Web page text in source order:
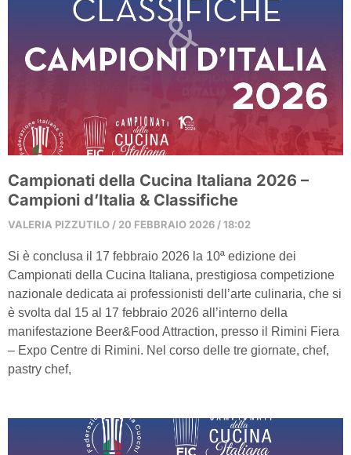
Campionati della Cucina Italiana 2026 –
Campioni d’Italia & Classifiche
VALERIA PIZZUTILO 20 FEBBRAIO 2026 18:02
Si è conclusa il 17 febbraio 2026 la 10ª edizione dei
Campionati della Cucina Italiana, prestigiosa competizione
nazionale dedicata ai professionisti dell’arte culinaria, che si
è svolta dal 15 al 17 febbraio 2026 all’interno della
manifestazione Beer&Food Attraction, presso il Rimini Fiera
– Expo Centre di Rimini. Nel corso delle tre giornate, chef,
pastry chef,